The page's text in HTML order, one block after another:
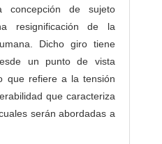
concepción de sujeto
resignificación de la
Dicho giro tiene
un punto de vista
que refiere a la tensión
que caracteriza
serán abordadas a